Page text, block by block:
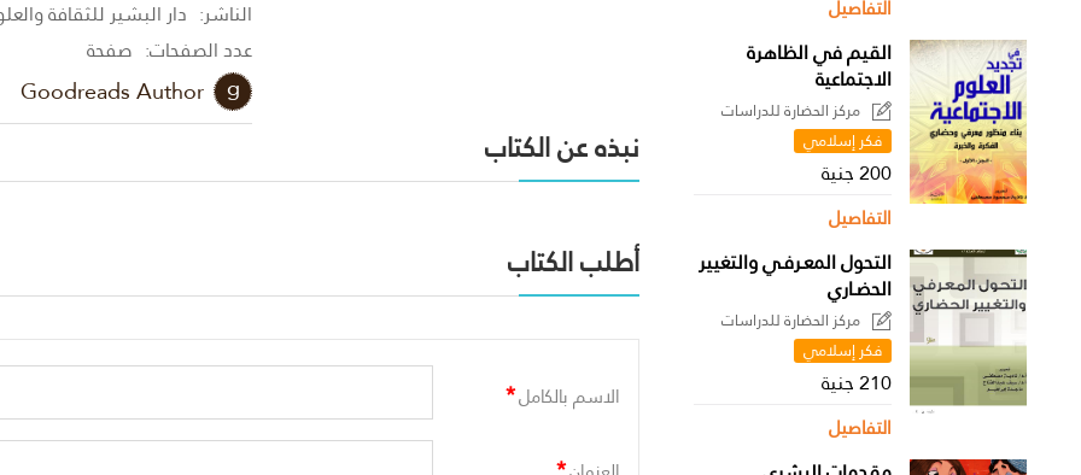
التفاصيل
القيم في الظاهرة
الاجتماعية
مركز الحضارة للدراسات
السياسية
فكر إسلامي
200 جنية
التفاصيل
التحول المعـرفـي والتغيير
الحضـاري
مركز الحضارة للدراسات
السياسية
فكر إسلامي
210 جنية
التفاصيل
الناشر: دار البشير للثقافة
عدد الصفحات: صفحة
Goodreads Author
نبذه عن الكتاب
أطلب الكتاب
الاسم بالكامل*